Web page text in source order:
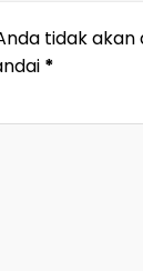
tidak akan
*